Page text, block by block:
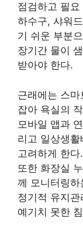
점검하고 필
하수구, 샤워
기 쉬운 부분
장기간 물이
받아야 한다.
근래에는 스
잡아 욕실의
모바일 앱과
리고 일상생
고려하게 한다.
또한 화장실
께 모니터링
정기적 유지
예기치 못한